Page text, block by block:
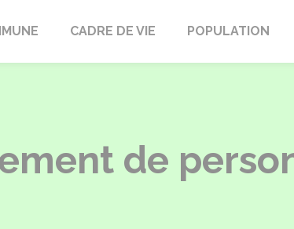
CADRE DE VIE POPULATION
de